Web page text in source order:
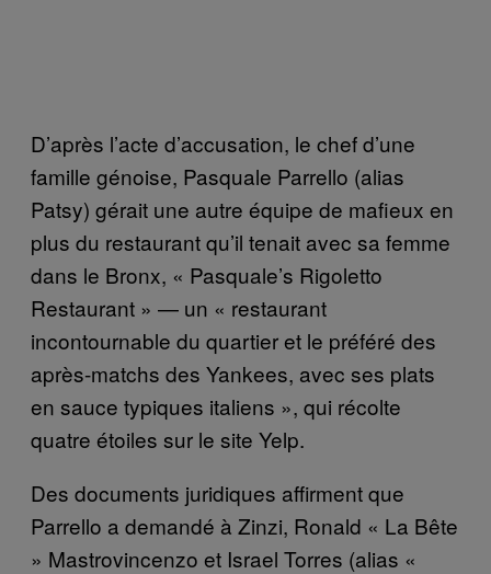
D’après l’acte d’accusation, le chef d’une
famille génoise, Pasquale Parrello (alias
Patsy) gérait une autre équipe de mafieux en
plus du restaurant qu’il tenait avec sa femme
dans le Bronx, « Pasquale’s Rigoletto
Restaurant » — un « restaurant
incontournable du quartier et le préféré des
après-matchs des Yankees, avec ses plats
en sauce typiques italiens », qui récolte
quatre étoiles sur le site Yelp.
Des documents juridiques affirment que
Parrello a demandé à Zinzi, Ronald « La Bête
» Mastrovincenzo et Israel Torres (alias «